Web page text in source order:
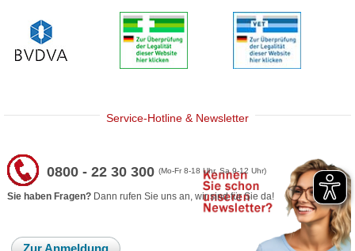
Service-Hotline & Newsletter
0800 - 22 30 300(Mo-Fr 8-18 Uhr, Sa 9-12 Uhr)
Sie haben Fragen? Dann rufen Sie uns an, wir sind für Sie da!
Zur Anmeldung